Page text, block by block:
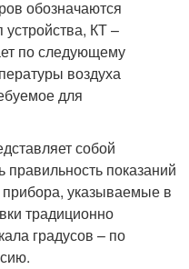
обозначаются
КТ –
по следующему
воздуха
для
собой
показаний
прибора, указываемые в
традиционно
градусов – по